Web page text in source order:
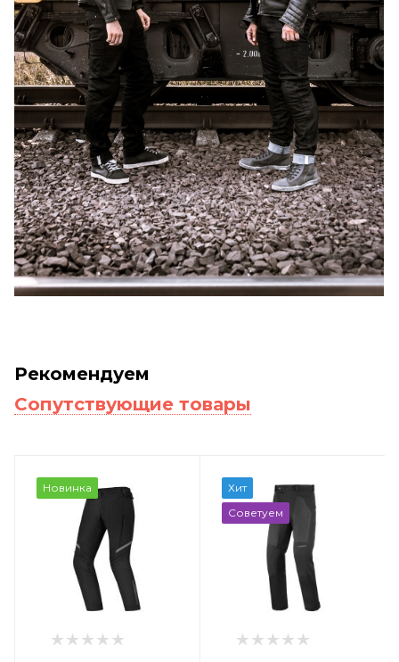
Рекомендуем
Сопутствующие товары
Новинка
Хит
Советуем